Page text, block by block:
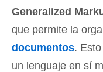
Generalized
que permite la
documentos.
un lenguaje en sí